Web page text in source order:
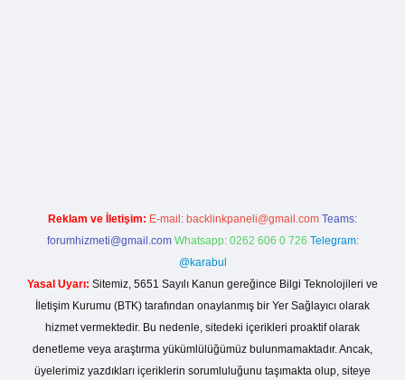
Reklam ve İletişim: E-mail: backlinkpaneli@gmail.com Teams:
forumhizmeti@gmail.com Whatsapp: 0262 606 0 726 Telegram:
@karabul
Yasal Uyarı: Sitemiz, 5651 Sayılı Kanun gereğince Bilgi Teknolojileri ve
İletişim Kurumu (BTK) tarafından onaylanmış bir Yer Sağlayıcı olarak
hizmet vermektedir. Bu nedenle, sitedeki içerikleri proaktif olarak
denetleme veya araştırma yükümlülüğümüz bulunmamaktadır. Ancak,
üyelerimiz yazdıkları içeriklerin sorumluluğunu taşımakta olup, siteye